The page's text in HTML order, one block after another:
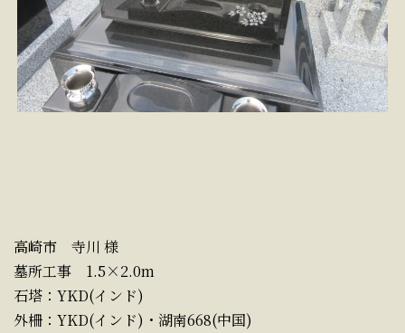
高崎市 寺川 様
墓所工事 1.5×2.0m
石塔：YKD(インド)
外柵：YKD(インド)・湖南668(中国)